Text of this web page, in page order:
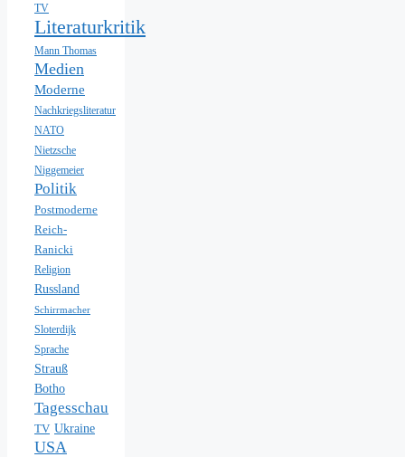
TV
Literaturkritik
Mann Thomas
Medien
Moderne
Nachkriegsliteratur
NATO
Nietzsche
Niggemeier
Politik
Postmoderne
Reich-
Ranicki
Religion
Russland
Schirrmacher
Sloterdijk
Sprache
Strauß
Botho
Tagesschau
TV Ukraine
USA